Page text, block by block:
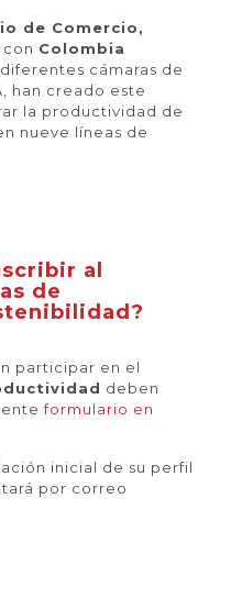
de Comercio,
Colombia
cámaras de
han creado este
la productividad de
nueve líneas de
al
de
participar en el
deben
formulario en
inicial de su perfil
por correo